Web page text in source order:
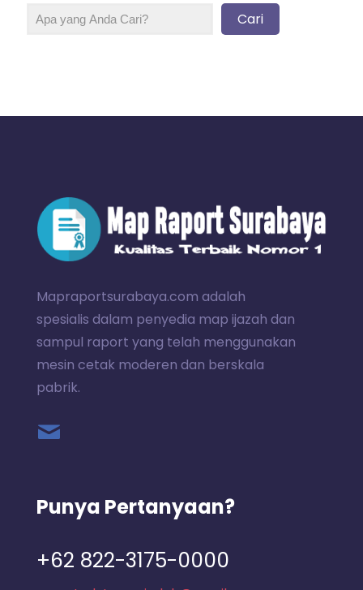
Cari
Mapraportsurabaya.com adalah
spesialis dalam penyedia map ijazah dan
sampul raport yang telah menggunakan
mesin cetak moderen dan berskala
pabrik.
Punya Pertanyaan?
+62 822-3175-0000